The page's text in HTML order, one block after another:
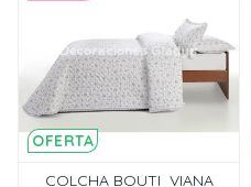
OFERTA
COLCHA BOUTI VIANA